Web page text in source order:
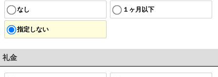
なし １ヶ月以下
指定しない
礼金